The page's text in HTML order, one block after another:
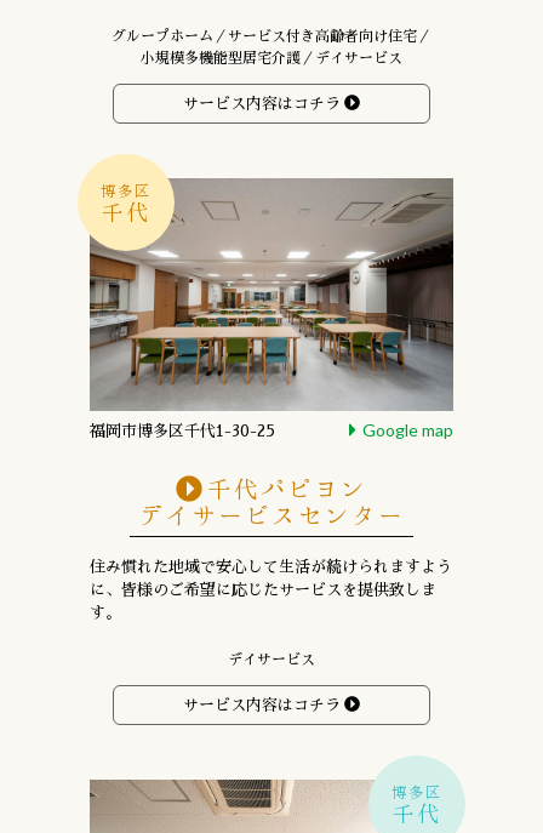
グループホーム／サービス付き高齢者向け住宅／
小規模多機能型居宅介護／デイサービス
サービス内容はコチラ
福岡市博多区千代1-30-25 Google map
博多区
千代
千代パピヨン
デイサービスセンター
住み慣れた地域で安心して生活が続けられますよう
に、 皆様のご希望に応じたサービスを提供致しま
す。
デイサービス
サービス内容はコチラ
博多区
千代